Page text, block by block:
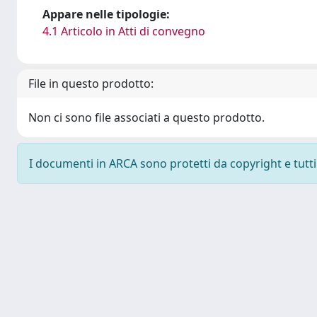
Appare nelle tipologie:
4.1 Articolo in Atti di convegno
File in questo prodotto:
Non ci sono file associati a questo prodotto.
I documenti in ARCA sono protetti da copyright e